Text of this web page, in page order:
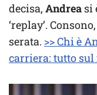
decisa, Andrea si
‘replay’.
serata. >> Chi è
carriera: tutto